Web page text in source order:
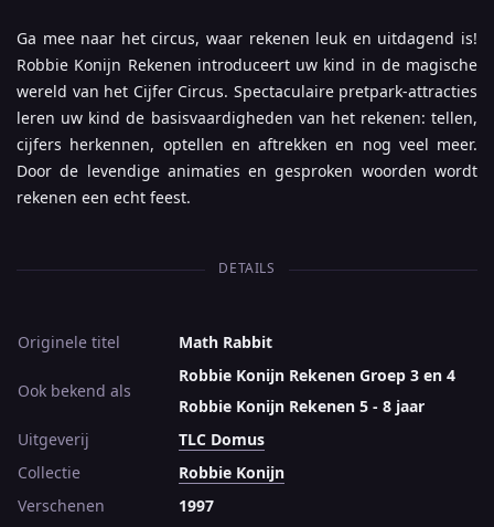
Ga mee naar het circus, waar rekenen leuk en uitdagend is!
Robbie Konijn Rekenen introduceert uw kind in de magische
wereld van het Cijfer Circus. Spectaculaire pretpark-attracties
leren uw kind de basisvaardigheden van het rekenen: tellen,
cijfers herkennen, optellen en aftrekken en nog veel meer.
Door de levendige animaties en gesproken woorden wordt
rekenen een echt feest.
DETAILS
Originele titel Math Rabbit
Ook bekend als
Robbie Konijn Rekenen Groep 3 en 4
Robbie Konijn Rekenen 5 - 8 jaar
Uitgeverij
TLC Domus
Collectie
Robbie Konijn
Verschenen
1997